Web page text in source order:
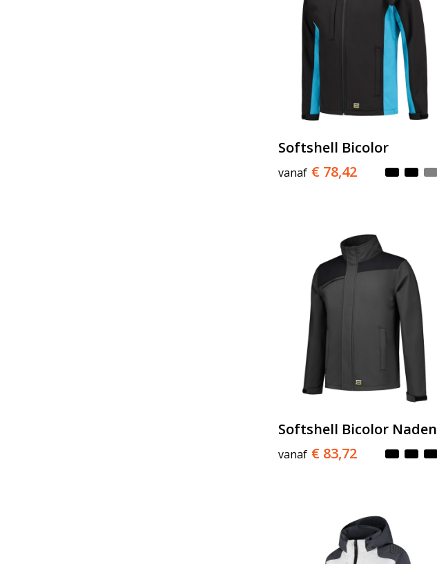
Softshell Bicolor
vanaf € 78,42
Softshell Bicolor Naden
vanaf € 83,72